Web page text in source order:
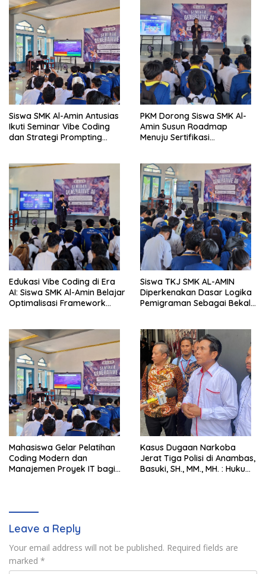
Siswa SMK Al-Amin Antusias
Ikuti Seminar Vibe Coding
dan Strategi Prompting
PKM Dorong Siswa SMK Al-
Amin Susun Roadmap
Menuju Sertifikasi
Edukasi Vibe Coding di Era
AI: Siswa SMK Al-Amin Belajar
Optimalisasi Framework
Siswa TKJ SMK AL-AMIN
Diperkenakan Dasar Logika
Pemigraman Sebagai Bekal
Mahasiswa Gelar Pelatihan
Coding Modern dan
Manajemen Proyek IT bagi
Kasus Dugaan Narkoba
Jerat Tiga Polisi di Anambas,
Basuki, SH., MM., MH. : Hukum
Leave a Reply
Your email address will not be published. Required fields are
marked *